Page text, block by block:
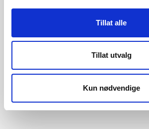
Tillat alle
Tillat utvalg
Kun nødvendige
Avdelingsdirektør Anne Vera Skrivarhaug
skal bidra til helhetlig tenkning
effektive løsninger, også i
distribusjonsnettet.